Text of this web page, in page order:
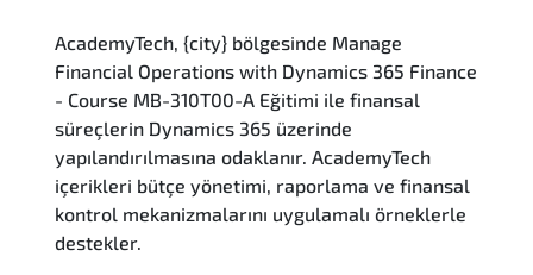
Eğitim Sunum Yöntemleri
Kimler Katılmalı
Kariyer Fırsatları
Kurs İçeriği
AcademyTech, {city} bölgesinde Manage
Financial Operations with Dynamics 365 Finance
- Course MB-310T00-A Eğitimi ile finansal
süreçlerin Dynamics 365 üzerinde
yapılandırılmasına odaklanır. AcademyTech
içerikleri bütçe yönetimi, raporlama ve finansal
kontrol mekanizmalarını uygulamalı örneklerle
destekler.